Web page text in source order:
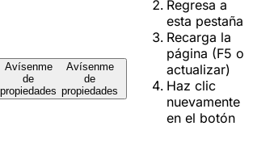
Avísenme
de
propiedades
Avísenme
de
propiedades
Regresa a
esta pestaña
Recarga la
página (F5 o
actualizar)
Haz clic
nuevamente
en el botón